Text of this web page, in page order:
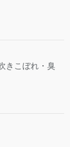
きこぼれ・臭